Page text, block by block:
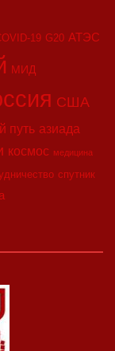
19 G20 АТЭС
МИД
США
путь азиада
космос медицина
спутник